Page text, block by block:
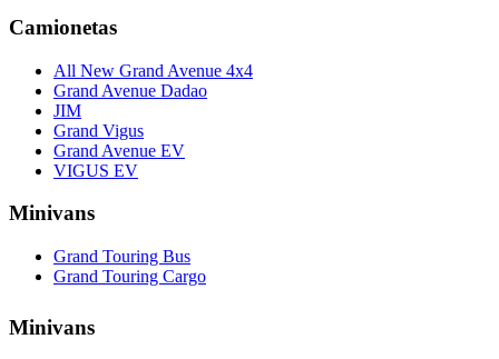
Camionetas
All New Grand Avenue 4x4
Grand Avenue Dadao
JIM
Grand Vigus
Grand Avenue EV
VIGUS EV
Minivans
Grand Touring Bus
Grand Touring Cargo
Minivans